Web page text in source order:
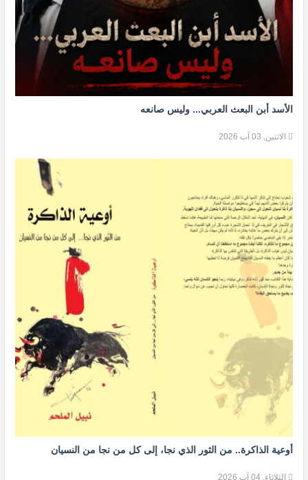
الأسد أبن البعث العربي... وليس صانعه
الاثنين, 03 آب 2026
أوعية الذاكرة.. من الثور الذي نجا، إلى كل من نجا من النسيان
الثلاثاء, 04 آب 2026